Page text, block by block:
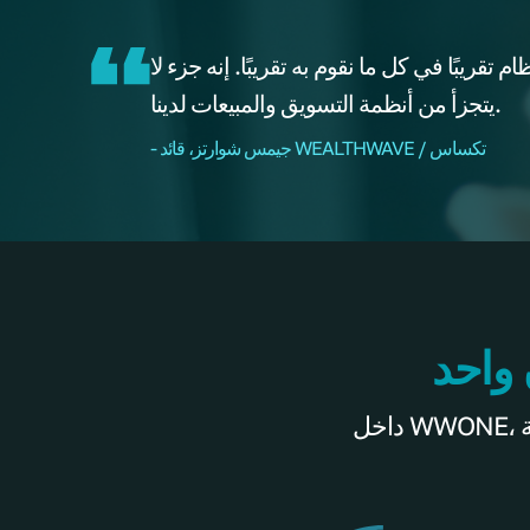
في كل ما نقوم به تقريبًا. إنه جزء لا
يتجزأ من أنظمة التسويق والمبيعات لدينا.
- جيمس شوارتز، قائد WEALTHWAVE / تكساس
واحد